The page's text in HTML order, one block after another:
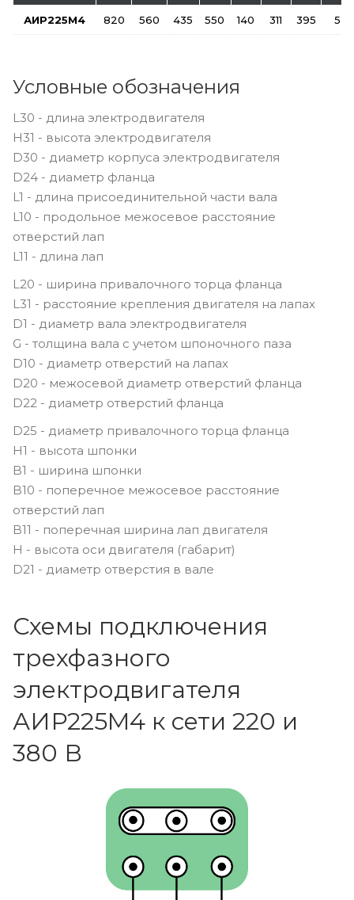
АИР225M4 820 560 435 550 140 311 395 5
Условные обозначения
L30 - длина электродвигателя
H31 - высота электродвигателя
D30 - диаметр корпуса электродвигателя
D24 - диаметр фланца
L1 - длина присоединительной части вала
L10 - продольное межосевое расстояние
отверстий лап
L11 - длина лап
L20 - ширина привалочного торца фланца
L31 - расстояние крепления двигателя на лапах
D1 - диаметр вала электродвигателя
G - толщина вала с учетом шпоночного паза
D10 - диаметр отверстий на лапах
D20 - межосевой диаметр отверстий фланца
D22 - диаметр отверстий фланца
D25 - диаметр привалочного торца фланца
H1 - высота шпонки
B1 - ширина шпонки
B10 - поперечное межосевое расстояние
отверстий лап
B11 - поперечная ширина лап двигателя
H - высота оси двигателя (габарит)
D21 - диаметр отверстия в вале
Схемы подключения
трехфазного
электродвигателя
АИР225M4 к сети 220 и
380 В